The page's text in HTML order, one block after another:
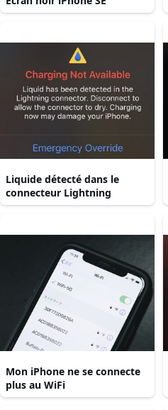
Liquide détecté dans le
connecteur Lightning
Mon iPhone ne se connecte
plus au WiFi